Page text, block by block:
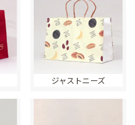
ジャストニーズ